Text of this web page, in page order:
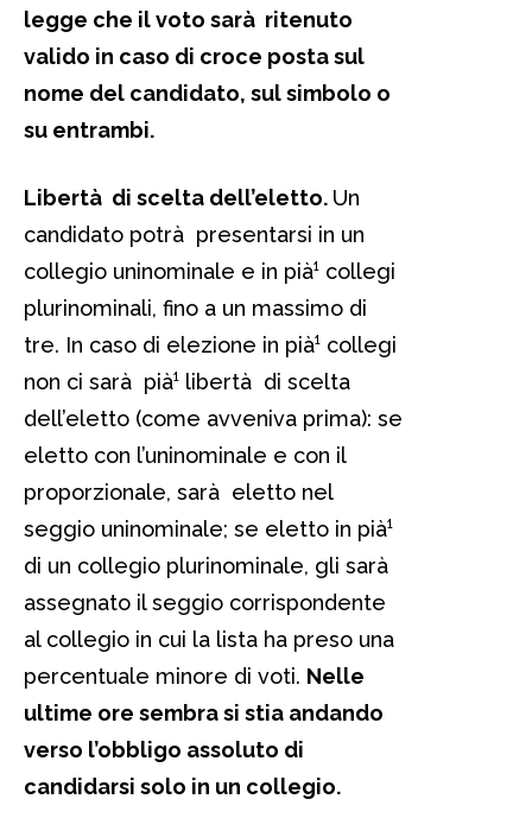
legge che il voto sarà ritenuto
valido in caso di croce posta sul
nome del candidato, sul simbolo o
su entrambi.
Libertà di scelta dell’eletto. Un
candidato potrà presentarsi in un
collegio uninominale e in pià¹ collegi
plurinominali, fino a un massimo di
tre. In caso di elezione in pià¹ collegi
non ci sarà pià¹ libertà di scelta
dell’eletto (come avveniva prima): se
eletto con l’uninominale e con il
proporzionale, sarà eletto nel
seggio uninominale; se eletto in pià¹
di un collegio plurinominale, gli sarà
assegnato il seggio corrispondente
al collegio in cui la lista ha preso una
percentuale minore di voti. Nelle
ultime ore sembra si stia andando
verso l’obbligo assoluto di
candidarsi solo in un collegio.